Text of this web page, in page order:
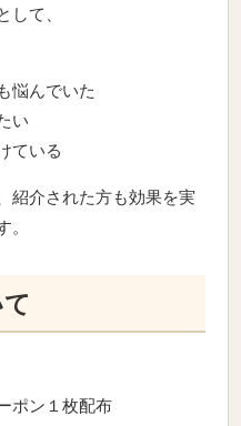
して、
悩んでいた
い
ている
紹介された方も効果を実
。
ポン１枚配布